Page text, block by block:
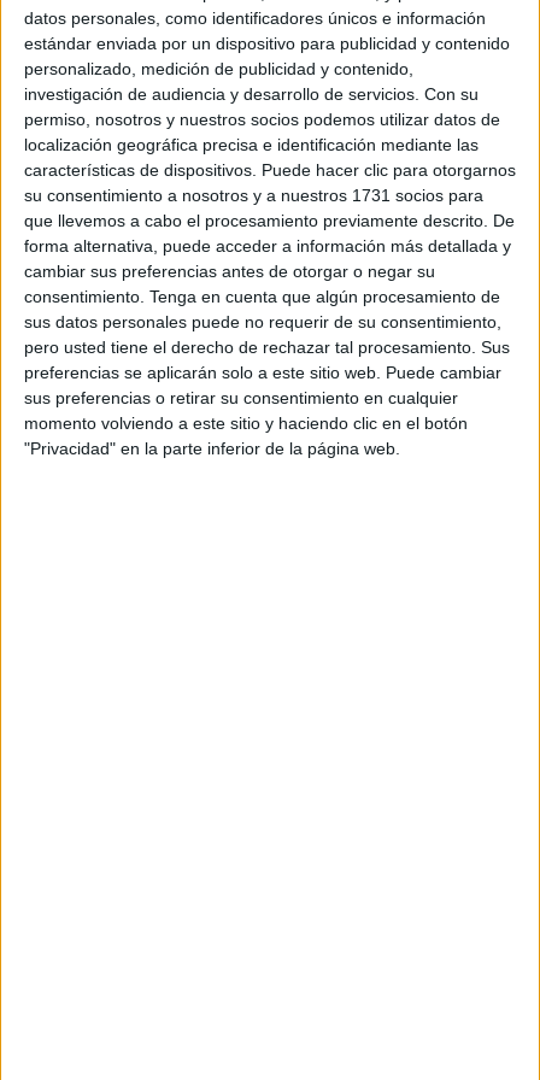
datos personales, como identificadores únicos e información
estándar enviada por un dispositivo para publicidad y contenido
personalizado, medición de publicidad y contenido,
investigación de audiencia y desarrollo de servicios. Con su
permiso, nosotros y nuestros socios podemos utilizar datos de
localización geográfica precisa e identificación mediante las
características de dispositivos. Puede hacer clic para otorgarnos
su consentimiento a nosotros y a nuestros 1731 socios para
que llevemos a cabo el procesamiento previamente descrito. De
forma alternativa, puede acceder a información más detallada y
cambiar sus preferencias antes de otorgar o negar su
consentimiento. Tenga en cuenta que algún procesamiento de
sus datos personales puede no requerir de su consentimiento,
pero usted tiene el derecho de rechazar tal procesamiento. Sus
preferencias se aplicarán solo a este sitio web. Puede cambiar
sus preferencias o retirar su consentimiento en cualquier
momento volviendo a este sitio y haciendo clic en el botón
"Privacidad" en la parte inferior de la página web.
Ormuz le incumbe a la República Islámica de Irán y al
Sultanato de Omán, este último por medio de la
Gobernación de Musandam, circunscripción del Sultanato
que se halla en la parte más quebrada del Estrecho de
Ormuz en la rivera omaní. No obstante, en el siglo XX con
el boom energético que comportaron los amplios
yacimientos hidrocarburíferos (petróleo y gas) en el sector
del Golfo Pérsico, su peso geopolítico aumentó, al igual
que en lo retrospectivo del tiempo, la interposición de las
grandes potencias es habitual.
“Lejos de ser un punto
exclusivo de travesía, este
recoveco se alinea como